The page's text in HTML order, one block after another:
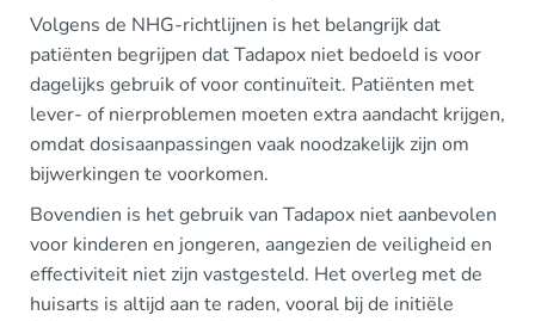
Volgens de NHG-richtlijnen is het belangrijk dat
patiënten begrijpen dat Tadapox niet bedoeld is voor
dagelijks gebruik of voor continuïteit. Patiënten met
lever- of nierproblemen moeten extra aandacht krijgen,
omdat dosisaanpassingen vaak noodzakelijk zijn om
bijwerkingen te voorkomen.
Bovendien is het gebruik van Tadapox niet aanbevolen
voor kinderen en jongeren, aangezien de veiligheid en
effectiviteit niet zijn vastgesteld. Het overleg met de
huisarts is altijd aan te raden, vooral bij de initiële